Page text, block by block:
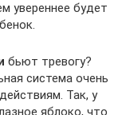
увереннее будет
бьют тревогу?
система очень
Так, у
яблоко, что